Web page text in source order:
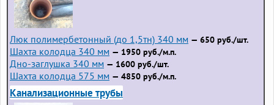
Люк полимербетонный (до 1,5тн) 340 мм — 650 руб./шт.
Шахта колодца 340 мм — 1950 руб./м.п.
Дно-заглушка 340 мм — 1600 руб./шт.
Шахта колодца 575 мм — 4850 руб./м.п.
Канализационные трубы